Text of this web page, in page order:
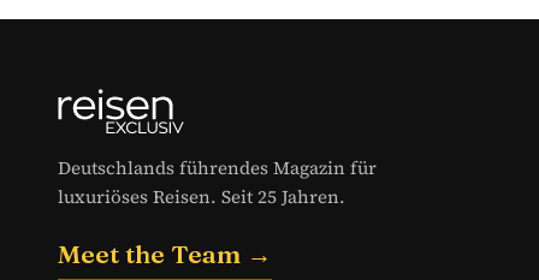
Deutschlands führendes Magazin für
luxuriöses Reisen. Seit 25 Jahren.
Meet the Team →